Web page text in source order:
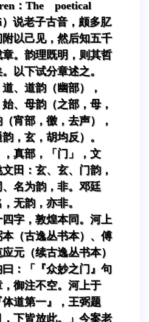
：The poetical
说老子古音，颇多肊
以己见，然后知五千
。韵理既明，则其哲
以下试分章述之。
、道韵（幽部），
、母韵（之部，母，
宵部，徼，去声），
，玄，胡均反）。
真部，「门」，文
田：玄、玄、门韵，
名为韵，非。邓廷
无韵，亦非。
字，敦煌本同。河上
（古逸丛书本）、傅
元（续古逸丛书本）
：「『众妙之门』句
御注不空。河上于
体道第一』，王弼题
，下皆放此。」今案老